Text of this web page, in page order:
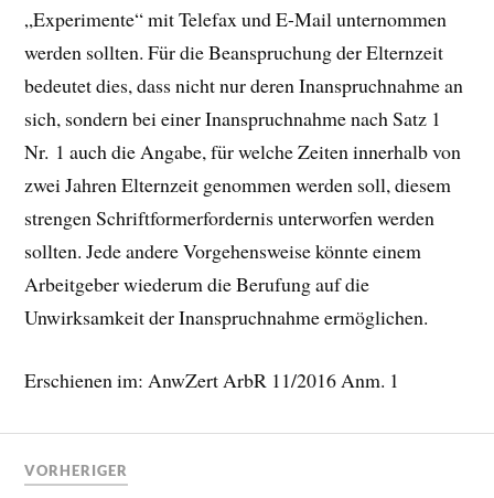
„Experimente“ mit Telefax und E-Mail unternommen
werden sollten. Für die Beanspruchung der Elternzeit
bedeutet dies, dass nicht nur deren Inanspruchnahme an
sich, sondern bei einer Inanspruchnahme nach Satz 1
Nr. 1 auch die Angabe, für welche Zeiten innerhalb von
zwei Jahren Elternzeit genommen werden soll, diesem
strengen Schriftformerfordernis unterworfen werden
sollten. Jede andere Vorgehensweise könnte einem
Arbeitgeber wiederum die Berufung auf die
Unwirksamkeit der Inanspruchnahme ermöglichen.
Erschienen im: AnwZert ArbR 11/2016 Anm. 1
VORHERIGER